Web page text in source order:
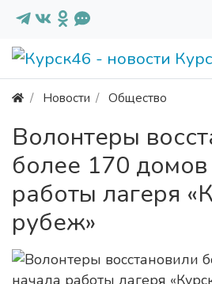
Новости Общество
Волонтеры
более 170 домов
работы лагеря
рубеж»